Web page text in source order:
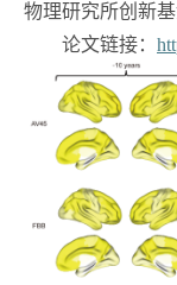
物理研究所创新基
论文链接：